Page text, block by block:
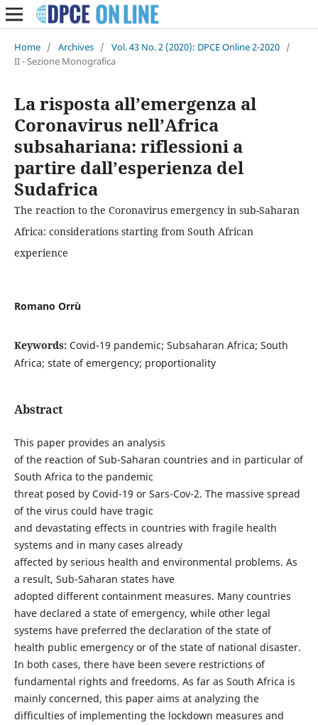
Home / Archives / Vol. 43 No. 2 (2020): DPCE Online 2-2020 /
II - Sezione Monografica
La risposta all’emergenza al
Coronavirus nell’Africa
subsahariana: riflessioni a
partire dall’esperienza del
Sudafrica
The reaction to the Coronavirus emergency in sub-Saharan
Africa: considerations starting from South African
experience
Romano Orrù
Keywords: Covid-19 pandemic; Subsaharan Africa; South
Africa; state of emergency; proportionality
Abstract
This paper provides an analysis
of the reaction of Sub-Saharan countries and in particular of
South Africa to the pandemic
threat posed by Covid-19 or Sars-Cov-2. The massive spread
of the virus could have tragic
and devastating effects in countries with fragile health
systems and in many cases already
affected by serious health and environmental problems. As
a result, Sub-Saharan states have
adopted different containment measures. Many countries
have declared a state of emergency, while other legal
systems have preferred the declaration of the state of
health public emergency or of the state of national disaster.
In both cases, there have been severe restrictions of
fundamental rights and freedoms. As far as South Africa is
mainly concerned, this paper aims at analyzing the
difficulties of implementing the lockdown measures and